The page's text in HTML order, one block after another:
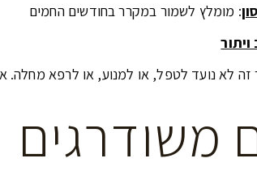
: מומלץ לשמור במקרר בחודשים החמים
זה לא נועד לטפל, או למנוע, או לרפא מחלה.
משודרגים